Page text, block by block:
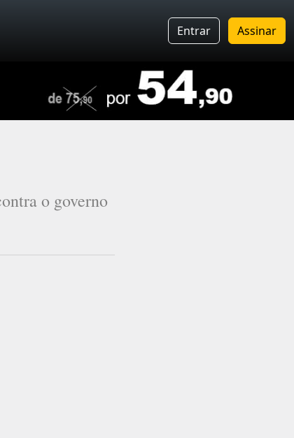
Entrar Assinar
o governo